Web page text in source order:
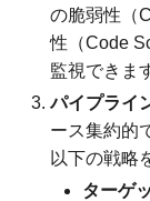
の脆弱性（
性（Code
監視できま
パイプライ
ース集約的
以下の戦略
ターゲ